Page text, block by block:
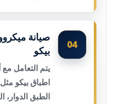
04
صيانة
بيكو
يتم التعامل
اطباق بيكو
الطبق